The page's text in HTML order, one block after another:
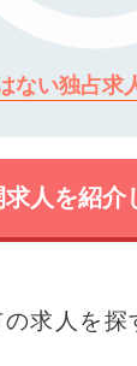
ない独占求
人を紹介
求人を探